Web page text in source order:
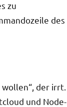
zu
des
der irrt.
und Node-